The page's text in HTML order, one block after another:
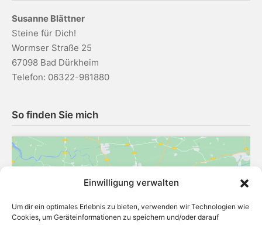
Einwilligung verwalten
Um dir ein optimales Erlebnis zu bieten, verwenden wir Technologien wie
Cookies, um Geräteinformationen zu speichern und/oder darauf
Susanne Blättner
Steine für Dich!
Wormser Straße 25
67098 Bad Dürkheim
Telefon: 06322-981880
So finden Sie mich
Klicke hier, um Marketing-Cookies zu
akzeptieren und diesen Inhalt zu